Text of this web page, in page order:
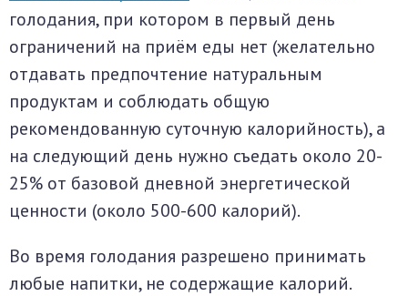
голодания, при котором в первый день
ограничений на приём еды нет (желательно
отдавать предпочтение натуральным
продуктам и соблюдать общую
рекомендованную суточную калорийность), а
на следующий день нужно съедать около 20-
25% от базовой дневной энергетической
ценности (около 500-600 калорий).
Во время голодания разрешено принимать
любые напитки, не содержащие калорий.